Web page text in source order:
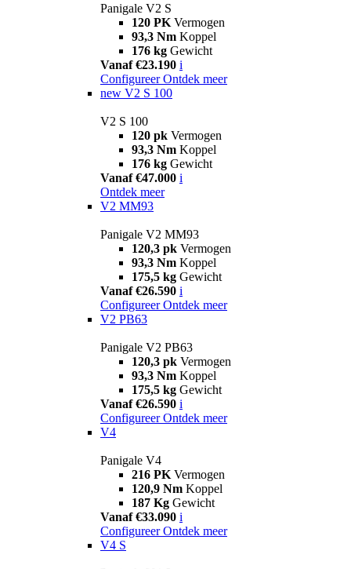
Panigale V2 S
120 PK Vermogen
93,3 Nm Koppel
176 kg Gewicht
Vanaf €23.190 i
Configureer Ontdek meer
new V2 S 100
V2 S 100
120 pk Vermogen
93,3 Nm Koppel
176 kg Gewicht
Vanaf €47.000 i
Ontdek meer
V2 MM93
Panigale V2 MM93
120,3 pk Vermogen
93,3 Nm Koppel
175,5 kg Gewicht
Vanaf €26.590 i
Configureer Ontdek meer
V2 PB63
Panigale V2 PB63
120,3 pk Vermogen
93,3 Nm Koppel
175,5 kg Gewicht
Vanaf €26.590 i
Configureer Ontdek meer
V4
Panigale V4
216 PK Vermogen
120,9 Nm Koppel
187 Kg Gewicht
Vanaf €33.090 i
Configureer Ontdek meer
V4 S